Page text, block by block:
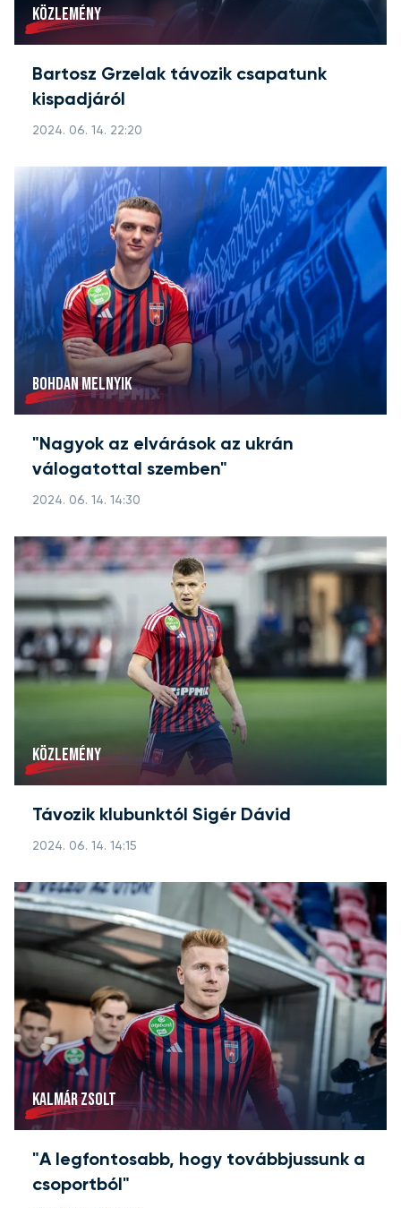
KÖZLEMÉNY
Bartosz Grzelak távozik csapatunk
kispadjáról
2024. 06. 14. 22:20
BOHDAN MELNYIK
"Nagyok az elvárások az ukrán
válogatottal szemben"
2024. 06. 14. 14:30
KÖZLEMÉNY
Távozik klubunktól Sigér Dávid
2024. 06. 14. 14:15
KALMÁR ZSOLT
"A legfontosabb, hogy továbbjussunk a
csoportból"